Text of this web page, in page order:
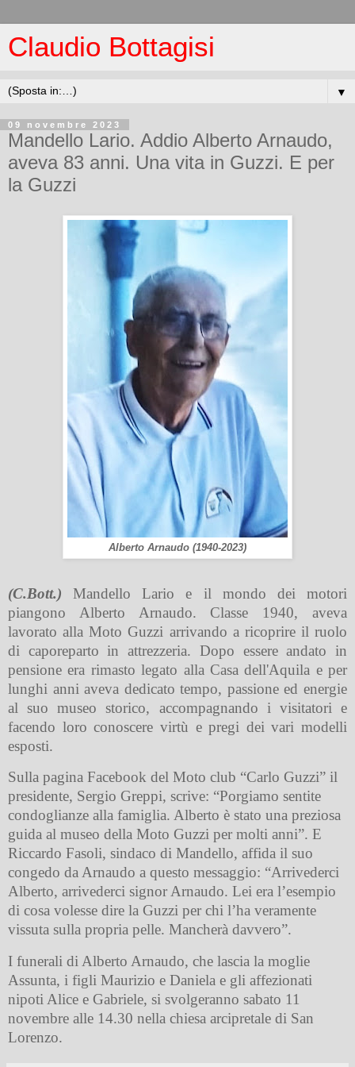
Claudio Bottagisi
▼
09 novembre 2023
Mandello Lario. Addio Alberto Arnaudo,
aveva 83 anni. Una vita in Guzzi. E per
la Guzzi
Alberto Arnaudo (1940-2023)
(C.Bott.) Mandello Lario e il mondo dei motori
piangono Alberto Arnaudo. Classe 1940, aveva
lavorato alla Moto Guzzi arrivando a ricoprire il ruolo
di caporeparto in attrezzeria. Dopo essere andato in
pensione era rimasto legato alla Casa dell'Aquila e per
lunghi anni aveva dedicato tempo, passione ed energie
al suo museo storico, accompagnando i visitatori e
facendo loro conoscere virtù e pregi dei vari modelli
esposti.
Sulla pagina Facebook del Moto club “Carlo Guzzi” il
presidente, Sergio Greppi, scrive: “Porgiamo sentite
condoglianze alla famiglia. Alberto è stato una preziosa
guida al museo della Moto Guzzi per molti anni”. E
Riccardo Fasoli, sindaco di Mandello, affida il suo
congedo da Arnaudo a questo messaggio: “Arrivederci
Alberto, arrivederci signor Arnaudo. Lei era l’esempio
di cosa volesse dire la Guzzi per chi l’ha veramente
vissuta sulla propria pelle. Mancherà davvero”.
I funerali di Alberto Arnaudo, che lascia la moglie
Assunta, i figli Maurizio e Daniela e gli affezionati
nipoti Alice e Gabriele, si svolgeranno sabato 11
novembre alle 14.30 nella chiesa arcipretale di San
Lorenzo.